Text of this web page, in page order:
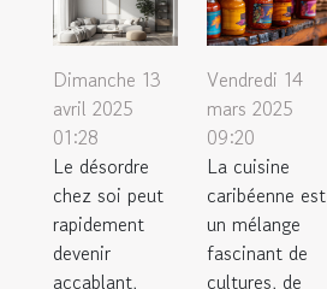
Dimanche 13
avril 2025
01:28
Le désordre
chez soi peut
rapidement
devenir
accablant,
Vendredi 14
mars 2025
09:20
La cuisine
caribéenne est
un mélange
fascinant de
cultures, de